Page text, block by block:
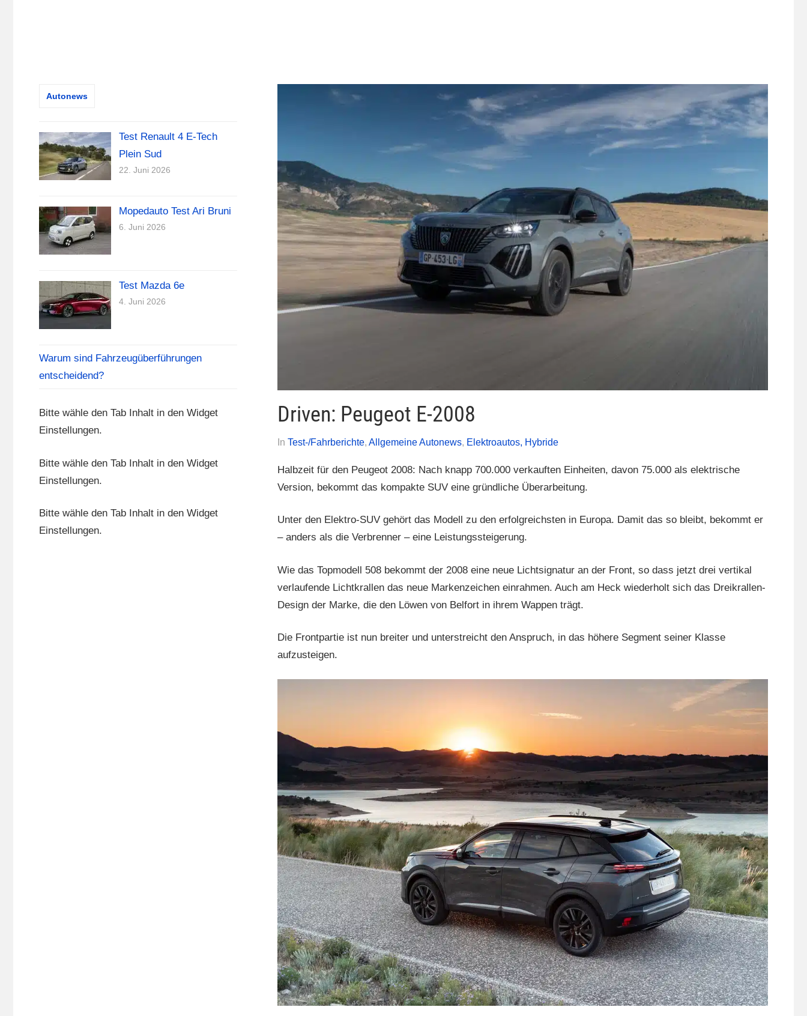
Driven: Peugeot E-2008
Am
Juni
2023
Von
In Test-/Fahrberichte, Allgemeine Autonews, Elektroautos, Hybride
Halbzeit für den Peugeot 2008: Nach knapp 700.000 verkauften Einheiten, davon 75.000 als elektrische
Version, bekommt das kompakte SUV eine gründliche Überarbeitung.
Unter den Elektro-SUV gehört das Modell zu den erfolgreichsten in Europa. Damit das so bleibt, bekommt er
– anders als die Verbrenner – eine Leistungssteigerung.
Wie das Topmodell 508 bekommt der 2008 eine neue Lichtsignatur an der Front, so dass jetzt drei vertikal
verlaufende Lichtkrallen das neue Markenzeichen einrahmen. Auch am Heck wiederholt sich das Dreikrallen-
Design der Marke, die den Löwen von Belfort in ihrem Wappen trägt.
Die Frontpartie ist nun breiter und unterstreicht den Anspruch, in das höhere Segment seiner Klasse
aufzusteigen.
Autonews
Test Renault 4 E-Tech
Plein Sud
22. Juni 2026
Mopedauto Test Ari Bruni
6. Juni 2026
Test Mazda 6e
4. Juni 2026
Warum sind Fahrzeugüberführungen
entscheidend?
Bitte wähle den Tab Inhalt in den Widget
Einstellungen.
Bitte wähle den Tab Inhalt in den Widget
Einstellungen.
Bitte wähle den Tab Inhalt in den Widget
Einstellungen.